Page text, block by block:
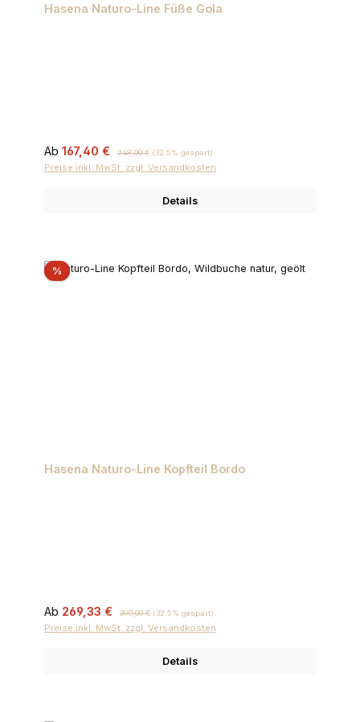
Hasena Naturo-Line Füße Gola
Verkaufspreis:
Ab 167,40 € 248,00 € (32.5% gespart)
Preise inkl. MwSt. zzgl. Versandkosten
Details
%Rabatt
Hasena Naturo-Line Kopfteil Bordo
Verkaufspreis:
Ab 269,33 € Regulärer Preis:
399,00 € (32.5% gespart)
Preise inkl. MwSt. zzgl. Versandkosten
Details